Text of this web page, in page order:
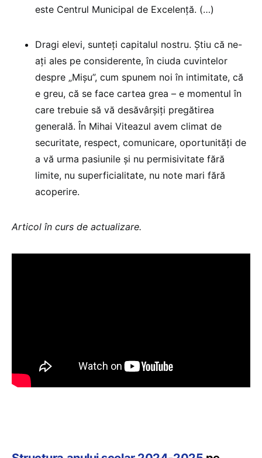
este Centrul Municipal de Excelență. (…)
Dragi elevi, sunteți capitalul nostru. Știu că ne-
ați ales pe considerente, în ciuda cuvintelor
despre „Mișu”, cum spunem noi în intimitate, că
e greu, că se face cartea grea – e momentul în
care trebuie să vă desăvârșiți pregătirea
generală. În Mihai Viteazul avem climat de
securitate, respect, comunicare, oportunități de
a vă urma pasiunile și nu permisivitate fără
limite, nu superficialitate, nu note mari fără
acoperire.
Articol în curs de actualizare.